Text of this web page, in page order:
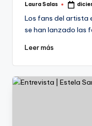
Publicado
Laura Salas
Los fans del artista
se han lanzado las
Leer más